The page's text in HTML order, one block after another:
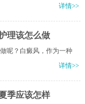
详情>>
理该怎么做
呢？白癜风，作为一种
详情>>
季应该怎样